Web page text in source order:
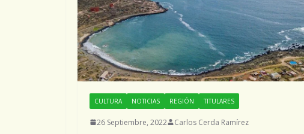
CULTURA NOTICIAS REGIÓN TITULARES
26 Septiembre, 2022 Carlos Cerda Ramírez